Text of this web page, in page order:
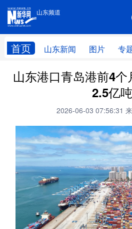
山东频道
首页 山东新闻 图片 专
手机版
网站地图
学习进行时 高层
财经
科技 科普
健康 军事
图片 中央文件
食品 人居
溯源中国 城市
山东港口青岛港前4
2.5亿吨
2026-06-03 07:56:31